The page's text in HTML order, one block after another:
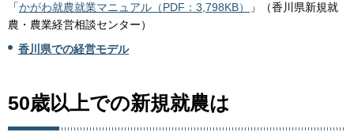
「かがわ就農就業マニュアル（PDF：3,798KB）
」（香川県新規就
農・農業経営相談センター）
香川県での経営モデル
50歳以上での新規就農は